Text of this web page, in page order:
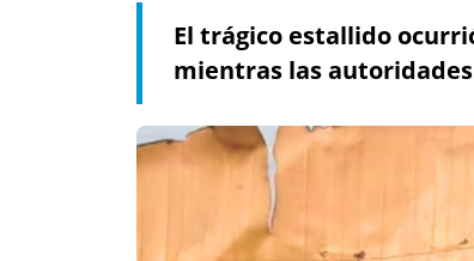
El trágico estallido
mientras las